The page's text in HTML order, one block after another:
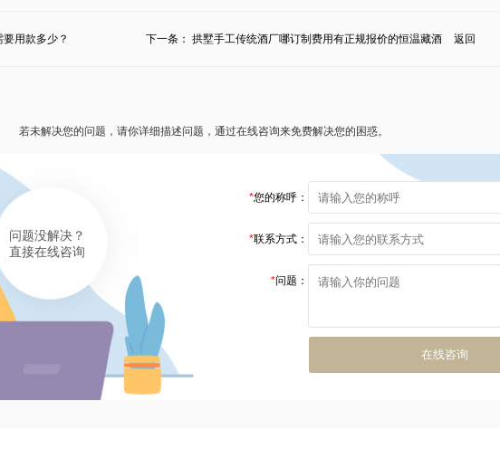
用款多少？ 下一条： 拱墅手工传统酒厂哪订制费用有正规报价的恒温藏酒
返回
若未解决您的问题，请你详细描述问题，通过在线咨询来免费解决您的困惑。
问题没解决？
直接在线咨询
*您的称呼：
*联系方式：
*问题：